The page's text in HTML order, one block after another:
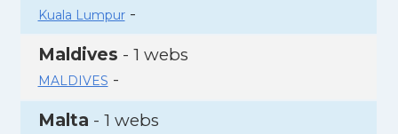
Kuala Lumpur-
Maldives - 1 webs
MALDIVES -
Malta - 1 webs